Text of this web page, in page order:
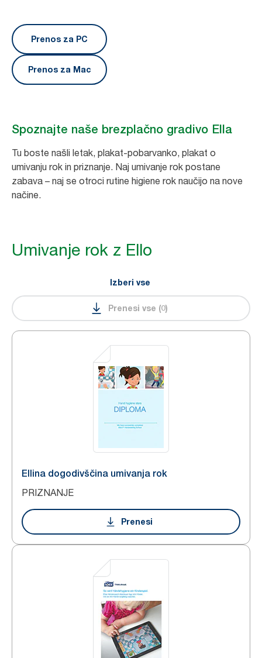
Prenos za PC
Prenos za Mac
Spoznajte naše brezplačno gradivo Ella
Tu boste našli letak, plakat-pobarvanko, plakat o
umivanju rok in priznanje. Naj umivanje rok postane
zabava – naj se otroci rutine higiene rok naučijo na nove
načine.
Umivanje rok z Ello
Izberi vse
Prenesi vse (0)
Ellina dogodivščina umivanja rok
PRIZNANJE
Prenesi